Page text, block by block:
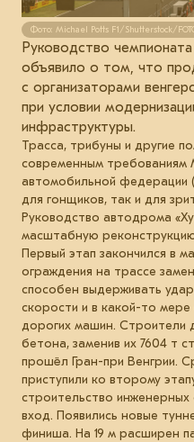
Фото: Michael Potts F1/Shutterstock/
Руководство
объявило о том, что
с организаторами
при условии
инфраструктуры.
Трасса, трибуны и другие
современным
автомобильной федерации
для гонщиков, так и для
Руководство автодрома
масштабную
Первый этап закончился в
ограждения на трассе
способен выдерживать
скорости и в какой-то
дорогих машин. Строители
бетона, заменив их 7604 т
прошёл Гран-при Венгрии.
приступили ко второму
строительство инженерных
вход. Появились новые
финиша. На 19 м расширен